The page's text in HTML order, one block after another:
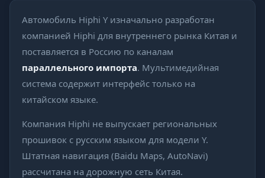
Автомобиль Hiphi Y изначально разработан
компанией Hiphi для внутреннего рынка Китая и
поставляется в Россию по каналам
параллельного импорта. Мультимедийная
система содержит интерфейс только на
китайском языке.
Компания Hiphi не выпускает региональных
прошивок с русским языком для модели Y.
Штатная навигация (Baidu Maps, AutoNavi)
рассчитана на дорожную сеть Китая.